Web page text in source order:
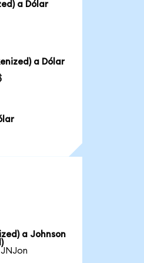
a Dólar
a Dólar
a Johnson
JNJon